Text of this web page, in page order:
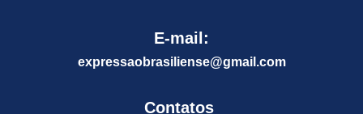
E-mail:
expressaobrasiliense@gmail.com
Contatos